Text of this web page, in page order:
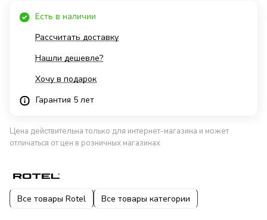
Есть в наличии
Рассчитать доставку
Нашли дешевле?
Хочу в подарок
Гарантия 5 лет
Цена действительна только для интернет-магазина и может
отличаться от цен в розничных магазинах
Все товары Rotel Все товары категории